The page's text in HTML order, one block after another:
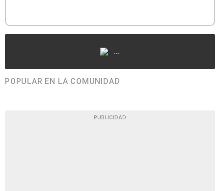
...
POPULAR EN LA COMUNIDAD
PUBLICIDAD